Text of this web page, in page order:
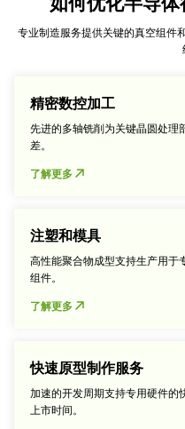
专业制造服务提供关键的真空组件
精密数控加工
先进的多轴铣削为关键晶圆处理
差。
了解更多
注塑和模具
高性能聚合物成型支持生产用于
组件。
了解更多
快速原型制作服务
加速的开发周期支持专用硬件的
上市时间。